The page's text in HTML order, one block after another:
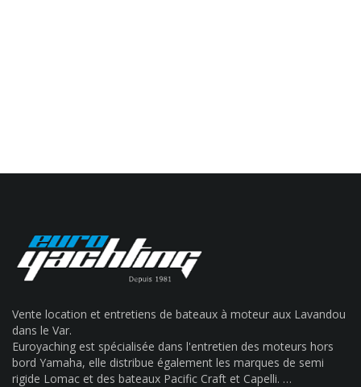
Vente location et entretiens de bateaux à moteur aux Lavandou
dans le Var.
Euroyaching est spécialisée dans l'entretien des moteurs hors
bord Yamaha, elle distribue également les marques de semi
rigide Lomac et des bateaux Pacific Craft et Capelli. …